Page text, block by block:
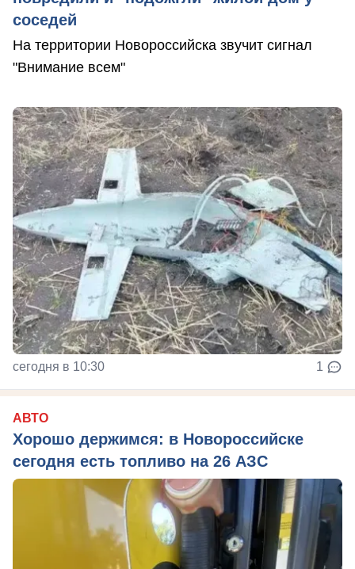
соседей
На территории Новороссийска звучит сигнал
"Внимание всем"
сегодня в 10:30 1
АВТО
Хорошо держимся: в Новороссийске
сегодня есть топливо на 26 АЗС